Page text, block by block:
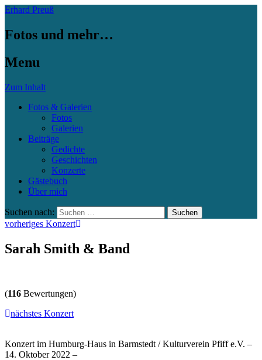
Erhard Preuß
Fotos und mehr…
Menu
Zum Inhalt
Fotos & Galerien
Fotos
Galerien
Beiträge
Gedichte
Geschichten
Konzerte
Gästebuch
Über mich
Suchen nach:
vorheriges Konzert
Sarah Smith & Band
(116 Bewertungen)
nächstes Konzert
Konzert im Humburg-Haus in Barmstedt / Kulturverein Pfiff e.V. –
14. Oktober 2022 –